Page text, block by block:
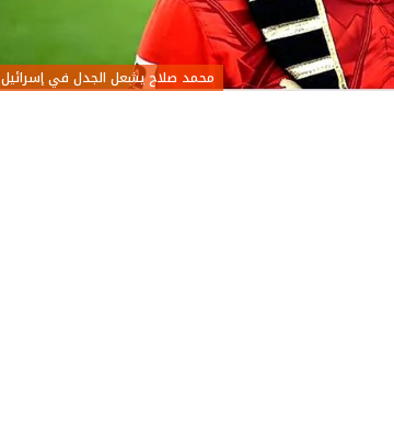
محمد صلاح يشعل الجدل في إسرائيل